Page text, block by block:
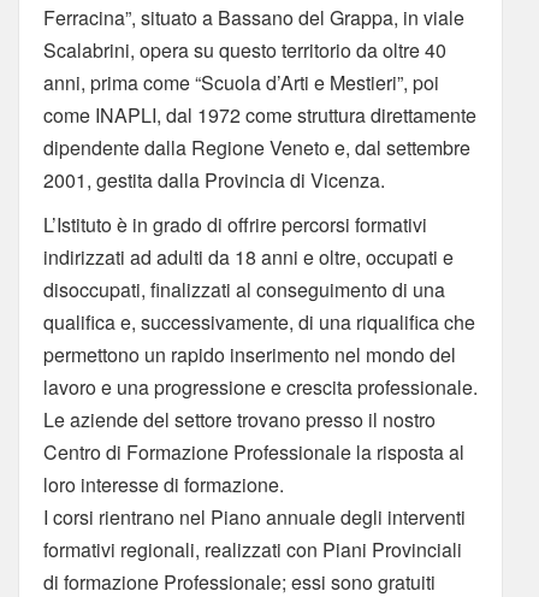
Ferracina”, situato a Bassano del Grappa, in viale
Scalabrini, opera su questo territorio da oltre 40
anni, prima come “Scuola d’Arti e Mestieri”, poi
come INAPLI, dal 1972 come struttura direttamente
dipendente dalla Regione Veneto e, dal settembre
2001, gestita dalla Provincia di Vicenza.
L’Istituto è in grado di offrire percorsi formativi
indirizzati ad adulti da 18 anni e oltre, occupati e
disoccupati, finalizzati al conseguimento di una
qualifica e, successivamente, di una riqualifica che
permettono un rapido inserimento nel mondo del
lavoro e una progressione e crescita professionale.
Le aziende del settore trovano presso il nostro
Centro di Formazione Professionale la risposta al
loro interesse di formazione.
I corsi rientrano nel Piano annuale degli interventi
formativi regionali, realizzati con Piani Provinciali
di formazione Professionale; essi sono gratuiti